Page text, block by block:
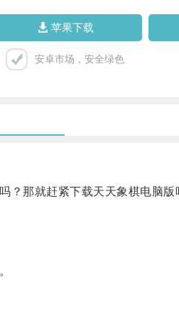
苹果下载
安卓市场，安全绿色
那就赶紧下载天天象棋电脑版